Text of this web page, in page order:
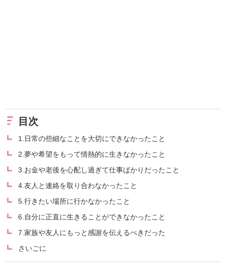
目次
1.日常の些細なことを大切にできなかったこと
2.夢や希望をもって情熱的に生きなかったこと
3.お金や老後を心配し過ぎて仕事ばかりだったこと
4.友人と連絡を取り合わなかったこと
5.行きたい場所に行かなかったこと
6.自分に正直に生きることができなかったこと
7.家族や友人にもっと感謝を伝えるべきだった
さいごに